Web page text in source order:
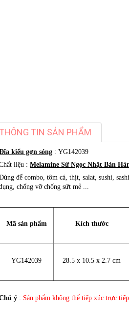
THÔNG TIN SẢN PHẨM
kiểu gợn sóng : YG142039
liệu : Melamine Sứ Ngọc Nhật Bản
để combo, tôm cá, thịt, salat, sushi,
chống vỡ chống sứt mẻ ...
Mã sản phẩm Kích thước
YG142039 28.5 x 10.5 x 2.7 cm
ý : Sản phẩm không thể tiếp xúc trực